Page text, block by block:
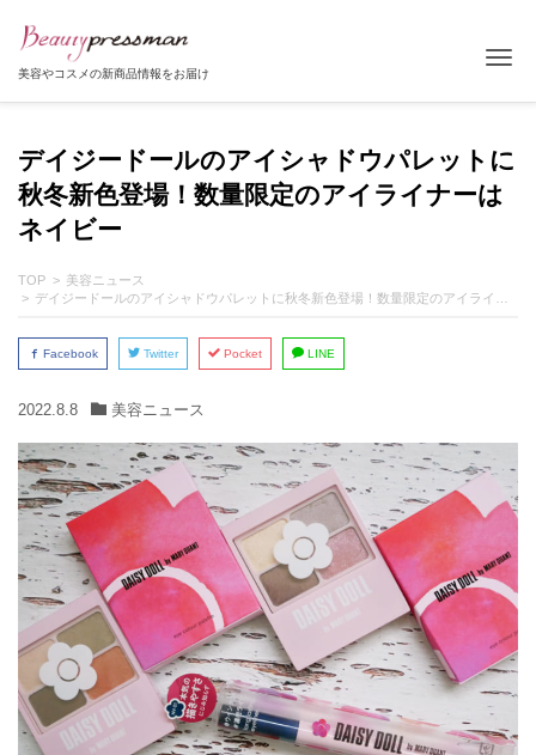
美容やコスメの新商品情報をお届け
デイジードールのアイシャドウパレットに
秋冬新色登場！数量限定のアイライナーは
ネイビー
TOP
美容ニュース
デイジードールのアイシャドウパレットに秋冬新色登場！数量限定のアイライナーはネイビー
Facebook Twitter Pocket LINE
2022.8.8 美容ニュース